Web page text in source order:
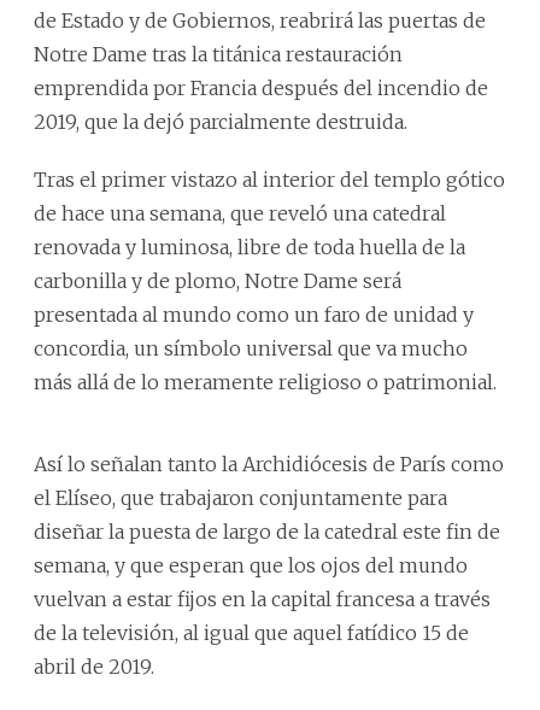
de Estado y de Gobiernos, reabrirá las puertas de
Notre Dame tras la titánica restauración
emprendida por Francia después del incendio de
2019, que la dejó parcialmente destruida.
Tras el primer vistazo al interior del templo gótico
de hace una semana, que reveló una catedral
renovada y luminosa, libre de toda huella de la
carbonilla y de plomo, Notre Dame será
presentada al mundo como un faro de unidad y
concordia, un símbolo universal que va mucho
más allá de lo meramente religioso o patrimonial.
Así lo señalan tanto la Archidiócesis de París como
el Elíseo, que trabajaron conjuntamente para
diseñar la puesta de largo de la catedral este fin de
semana, y que esperan que los ojos del mundo
vuelvan a estar fijos en la capital francesa a través
de la televisión, al igual que aquel fatídico 15 de
abril de 2019.